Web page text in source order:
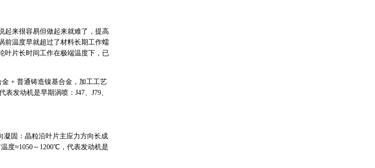
起来很容易但做起来就难了，提高
前温度早就超过了材料长期工作蠕
叶片长时间工作在极端温度下，已
+ 普通铸造镍基合金，加工工艺
发动机是早期涡喷：J47、J79、
凝固：晶粒沿叶片主应力方向长成
度≈1050～1200℃，代表发动机是